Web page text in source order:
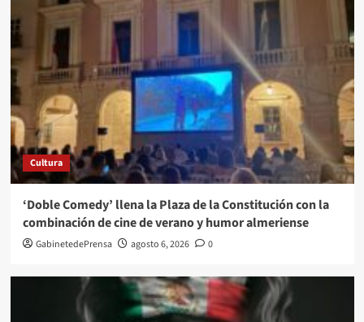
Cultura
‘Doble Comedy’ llena la Plaza de la Constitución con la
combinación de cine de verano y humor almeriense
GabinetedePrensa agosto 6, 2026 0